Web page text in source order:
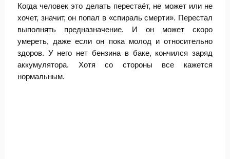
Когда человек это делать перестаёт, не может или не
хочет, значит, он попал в «спираль смерти». Перестал
выполнять предназначение. И он может скоро
умереть, даже если он пока молод и относительно
здоров. У него нет бензина в баке, кончился заряд
аккумулятора. Хотя со стороны все кажется
нормальным.